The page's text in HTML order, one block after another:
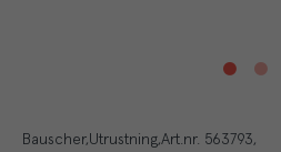
Bauscher Utrustning Art.nr. 563793